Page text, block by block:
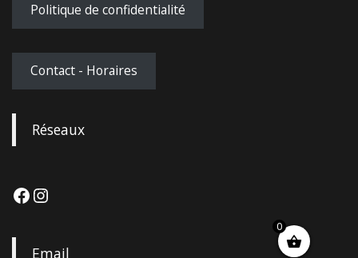
Politique de confidentialité
Contact - Horaires
Réseaux
Email
0